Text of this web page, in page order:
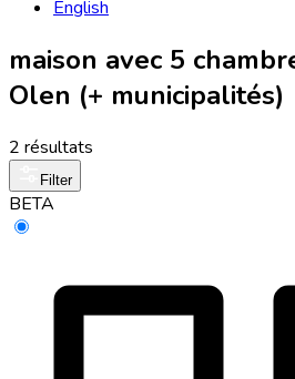
English
maison avec 5
Olen (+ municipalités)
2 résultats
Filter
BETA